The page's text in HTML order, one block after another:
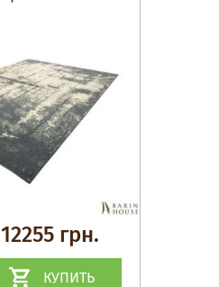
12255 грн.
КУПИТЬ